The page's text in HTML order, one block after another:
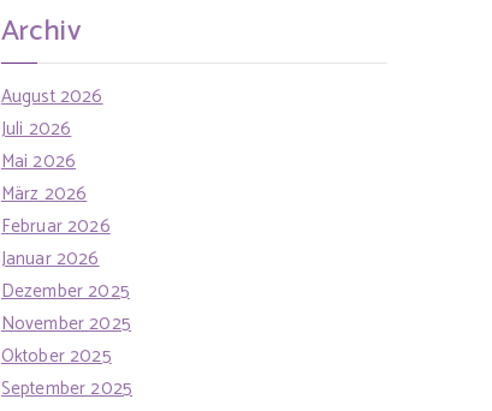
n
Archiv
August 2026
Juli 2026
Mai 2026
März 2026
Februar 2026
Januar 2026
Dezember 2025
November 2025
Oktober 2025
September 2025